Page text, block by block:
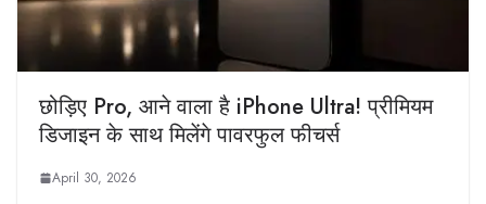
छोड़िए Pro, आने वाला है iPhone Ultra! प्रीमियम
डिजाइन के साथ मिलेंगे पावरफुल फीचर्स
April 30, 2026